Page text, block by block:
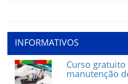
INFORMATIVOS
Curso gratuito
manutenção